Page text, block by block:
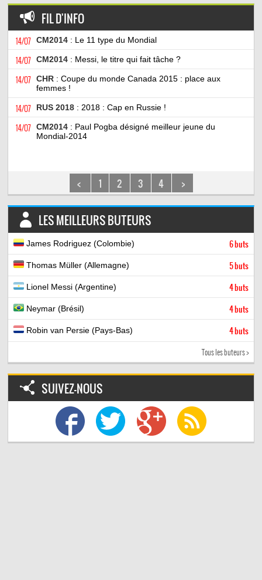
FIL D'INFO
14/07 CM2014 : Le 11 type du Mondial
14/07 CM2014 : Messi, le titre qui fait tâche ?
14/07 CHR : Coupe du monde Canada 2015 : place aux
femmes !
14/07 RUS 2018 : 2018 : Cap en Russie !
14/07 CM2014 : Paul Pogba désigné meilleur jeune du
Mondial-2014
< 1 2 3 4 >
LES MEILLEURS BUTEURS
James Rodriguez (Colombie) 6 buts
Thomas Müller (Allemagne) 5 buts
Lionel Messi (Argentine) 4 buts
Neymar (Brésil) 4 buts
Robin van Persie (Pays-Bas) 4 buts
Tous les buteurs >
SUIVEZ-NOUS